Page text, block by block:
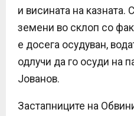
и висината на казната.
земени во склоп со
е досега осудуван,
одлучи да го осуди на
Јованов.
Застапниците на